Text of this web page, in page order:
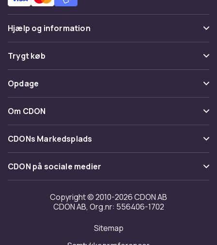
Hjælp og information
Ofte stillede spørgsmål
Spor pakke
Fortryd & returner her
Kontakt os
Trygt køb
Betaling
Levering
Tilbagekaldelser
Opdage
Kategorier
Maerke
Om CDON
Om os
Kundeanmeldelser
Arbejd på CDON
Investor relations
Tilgængelighed
CDONs Markedsplads
Merchant Help Center
CDON på sociale medier
Copyright © 2010-2026 CDON AB
CDON AB, Org.nr: 556406-1702
Sitemap